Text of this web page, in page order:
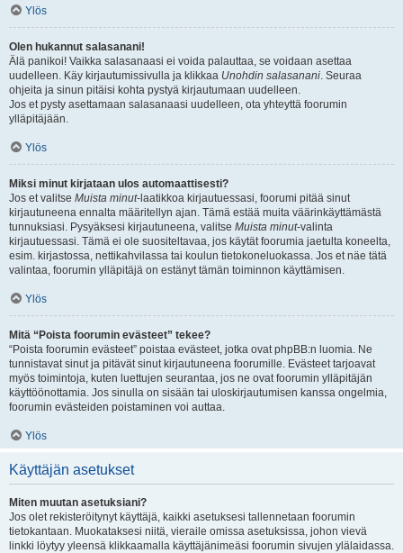
Ylös
Olen hukannut salasanani!
Älä panikoi! Vaikka salasanaasi ei voida palauttaa, se voidaan asettaa
uudelleen. Käy kirjautumissivulla ja klikkaa Unohdin salasanani. Seuraa
ohjeita ja sinun pitäisi kohta pystyä kirjautumaan uudelleen.
Jos et pysty asettamaan salasanaasi uudelleen, ota yhteyttä foorumin
ylläpitäjään.
Ylös
Miksi minut kirjataan ulos automaattisesti?
Jos et valitse Muista minut-laatikkoa kirjautuessasi, foorumi pitää sinut
kirjautuneena ennalta määritellyn ajan. Tämä estää muita väärinkäyttämästä
tunnuksiasi. Pysyäksesi kirjautuneena, valitse Muista minut-valinta
kirjautuessasi. Tämä ei ole suositeltavaa, jos käytät foorumia jaetulta koneelta,
esim. kirjastossa, nettikahvilassa tai koulun tietokoneluokassa. Jos et näe tätä
valintaa, foorumin ylläpitäjä on estänyt tämän toiminnon käyttämisen.
Ylös
Mitä “Poista foorumin evästeet” tekee?
“Poista foorumin evästeet” poistaa evästeet, jotka ovat phpBB:n luomia. Ne
tunnistavat sinut ja pitävät sinut kirjautuneena foorumille. Evästeet tarjoavat
myös toimintoja, kuten luettujen seurantaa, jos ne ovat foorumin ylläpitäjän
käyttöönottamia. Jos sinulla on sisään tai uloskirjautumisen kanssa ongelmia,
foorumin evästeiden poistaminen voi auttaa.
Ylös
Käyttäjän asetukset
Miten muutan asetuksiani?
Jos olet rekisteröitynyt käyttäjä, kaikki asetuksesi tallennetaan foorumin
tietokantaan. Muokataksesi niitä, vieraile omissa asetuksissa, johon vievä
linkki löytyy yleensä klikkaamalla käyttäjänimeäsi foorumin sivujen ylälaidassa.